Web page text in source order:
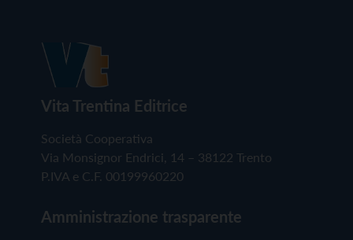
Vita Trentina Editrice
Società Cooperativa
Via Monsignor Endrici, 14 – 38122 Trento
P.IVA e C.F. 00199960220
Amministrazione trasparente